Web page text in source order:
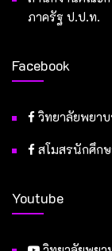
ภาครัฐ ป.ป.ท.
Facebook
วิทยาลัยพยา
สโมสรนักศึก
Youtube